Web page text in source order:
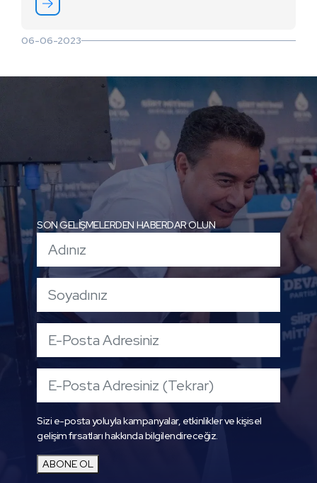
06-06-2023
SON GELİŞMELERDEN HABERDAR OLUN
Sizi e-posta yoluyla kampanyalar, etkinlikler ve kişisel
gelişim fırsatları hakkında bilgilendireceğiz.
ABONE OL